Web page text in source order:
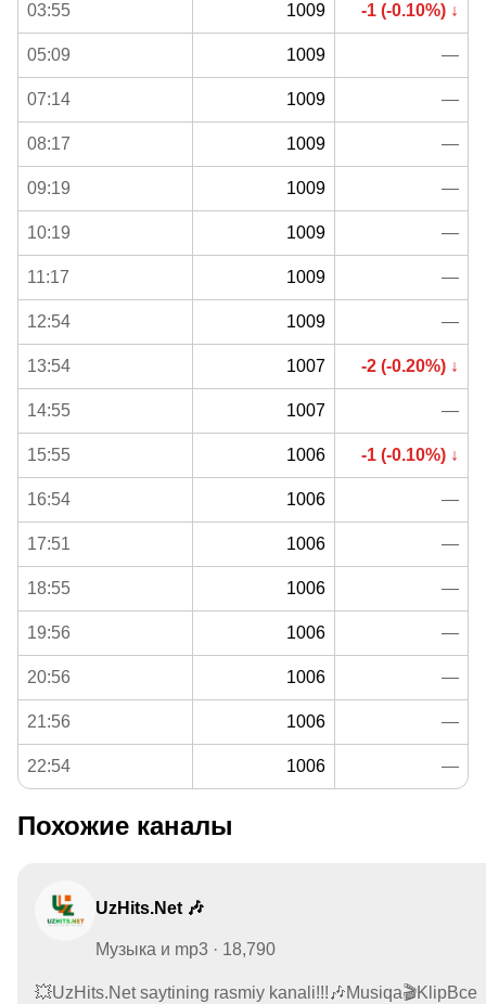
03:55 1009 -1 (-0.10%) ↓
05:09 1009 —
07:14 1009 —
08:17 1009 —
09:19 1009 —
10:19 1009 —
11:17 1009 —
12:54 1009 —
13:54 1007 -2 (-0.20%) ↓
14:55 1007 —
15:55 1006 -1 (-0.10%) ↓
16:54 1006 —
17:51 1006 —
18:55 1006 —
19:56 1006 —
20:56 1006 —
21:56 1006 —
22:54 1006 —
Похожие каналы
UzHits.Net 🎶
Музыка и mp3 · 18,790
💥UzHits.Net saytining rasmiy kanali!!!🎶Musiqa🎬KlipВсе